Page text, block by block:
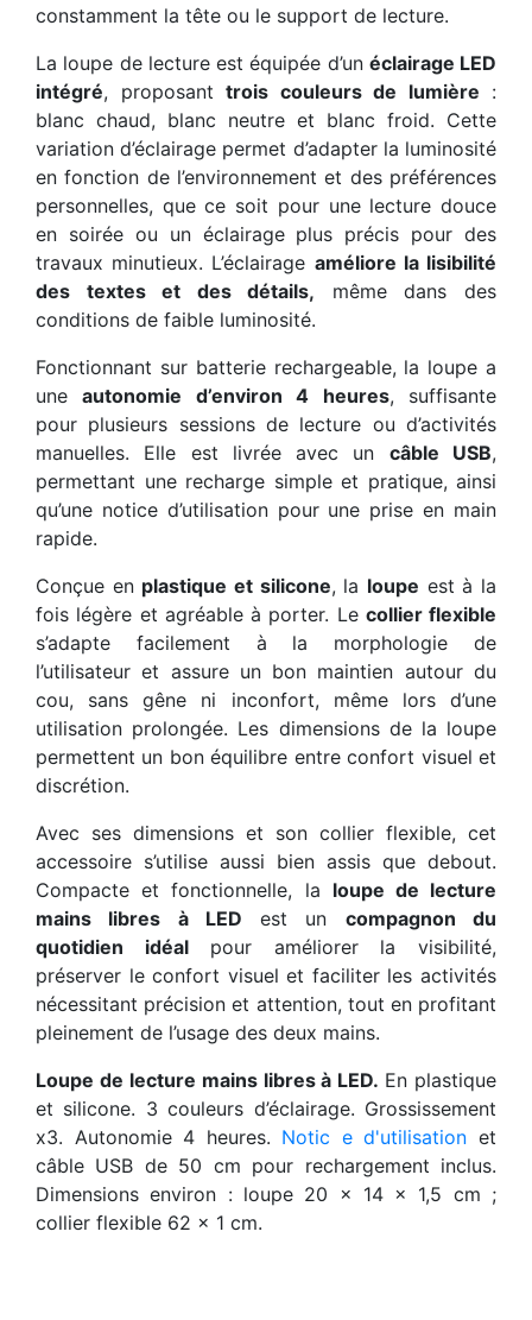
constamment la tête ou le support de lecture.
La loupe de lecture est équipée d’un éclairage LED
intégré, proposant trois couleurs de lumière :
blanc chaud, blanc neutre et blanc froid. Cette
variation d’éclairage permet d’adapter la luminosité
en fonction de l’environnement et des préférences
personnelles, que ce soit pour une lecture douce
en soirée ou un éclairage plus précis pour des
travaux minutieux. L’éclairage améliore la lisibilité
des textes et des détails, même dans des
conditions de faible luminosité.
Fonctionnant sur batterie rechargeable, la loupe a
uneautonomie d’environ 4 heures, suffisante
pour plusieurs sessions de lecture ou d’activités
manuelles. Elle est livrée avec un câble USB,
permettant une recharge simple et pratique, ainsi
qu’une notice d’utilisation pour une prise en main
rapide.
Conçue en plastique et silicone, la loupe est à la
fois légère et agréable à porter. Le collier flexible
s’adapte facilement à la morphologie de
l’utilisateur et assure un bon maintien autour du
cou, sans gêne ni inconfort, même lors d’une
utilisation prolongée. Les dimensions de la loupe
permettent un bon équilibre entre confort visuel et
discrétion.
Avec ses dimensions et son collier flexible, cet
accessoire s’utilise aussi bien assis que debout.
Compacte et fonctionnelle, la loupe de lecture
mains libres à LED est un compagnon du
quotidien idéalpour améliorer la visibilité,
préserver le confort visuel et faciliter les activités
nécessitant précision et attention, tout en profitant
pleinement de l’usage des deux mains.
Loupe de lecture mains libres à LED. En plastique
et silicone. 3 couleurs d’éclairage. Grossissement
x3. Autonomie 4 heures. Notic e d'utilisation et
câble USB de 50 cm pour rechargement inclus.
Dimensions environ : loupe 20 x 14 x 1,5 cm ;
collier flexible 62 x 1 cm.